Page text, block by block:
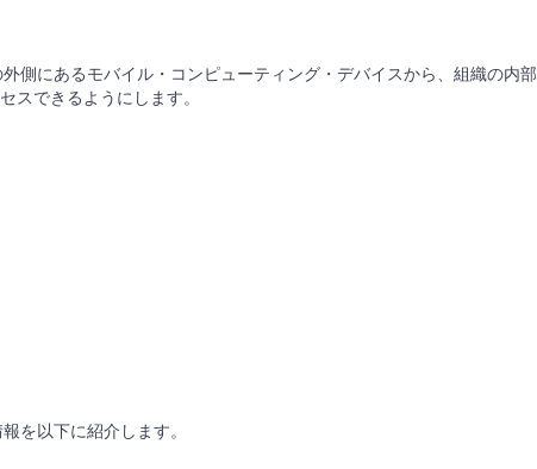
側にあるモバイル・コンピューティング・デバイスから、組織の内部
スできるようにします。
を以下に紹介します。